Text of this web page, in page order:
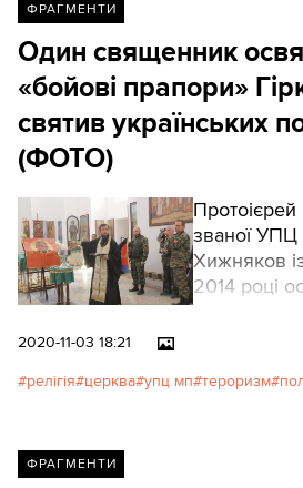
ФРАГМЕНТИ
Один священник
«бойові прапори»
святив українських
(ФОТО)
Протоієрей
званої
Хижняков
2014 році
напутні
2020-11-03 18:21
релігія церква упц мп тероризм
ФРАГМЕНТИ